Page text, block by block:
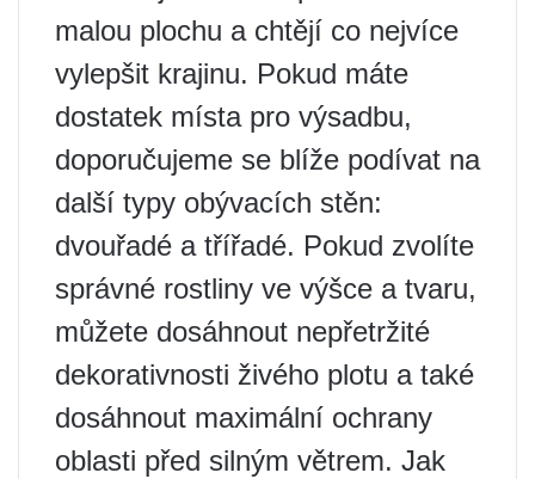
malou plochu a chtějí co nejvíce
vylepšit krajinu. Pokud máte
dostatek místa pro výsadbu,
doporučujeme se blíže podívat na
další typy obývacích stěn:
dvouřadé a třířadé. Pokud zvolíte
správné rostliny ve výšce a tvaru,
můžete dosáhnout nepřetržité
dekorativnosti živého plotu a také
dosáhnout maximální ochrany
oblasti před silným větrem. Jak